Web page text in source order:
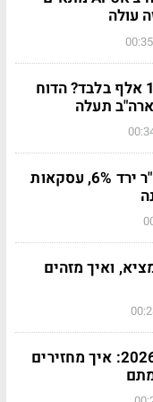
עולה
00:35
83 אלף משרות או 18 אלף בלבד? הדוח
תעלה
נאות רחל: המחיר למ"ר ירד 6%, עסקאות
ואיך מזהים
זיכוי מס על תרומות 2026: איך מחזירים